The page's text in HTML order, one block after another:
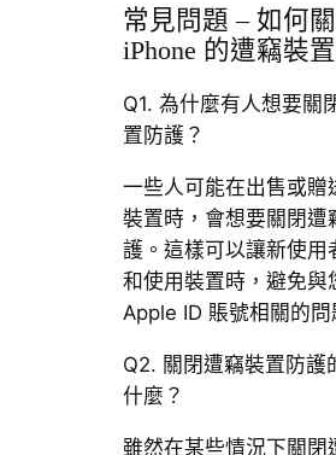
常見問題 – 如何
iPhone 的遭竊裝
Q1. 為什麼有人想要關
置防護？
一些人可能在出售或贈
裝置時，會想要關閉遭
護。這樣可以讓新使用
和使用裝置時，避免與
Apple ID 賬號相關的問
Q2. 關閉遭竊裝置防護
什麼？
雖然在某些情況下關閉